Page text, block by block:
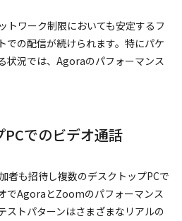
トワーク制限においても安定するフ
での配信が続けられます。特にパケ
状況では、Agoraのパフォーマンス
でのビデオ通話
者も招待し複数のデスクトップPCで
でAgoraとZoomのパフォーマンス
ストパターンはさまざまなリアルの